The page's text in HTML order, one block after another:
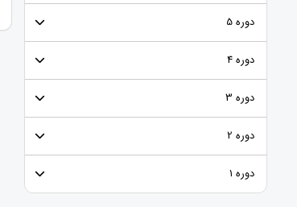
دوره 5
دوره 4
دوره 3
دوره 2
دوره ۱